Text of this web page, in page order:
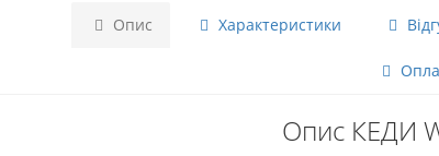
Опис Характеристики
Опис КЕДИ